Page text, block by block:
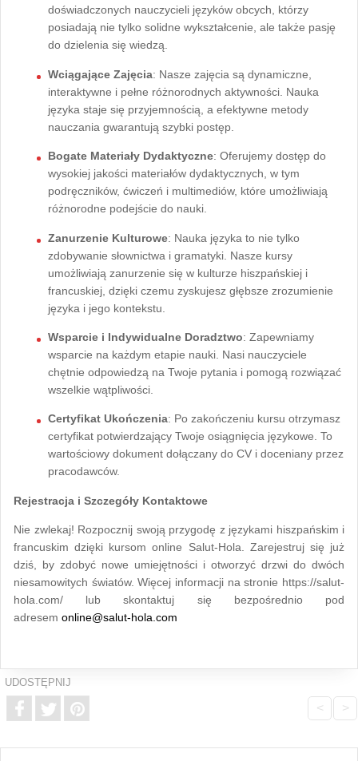
doświadczonych nauczycieli języków obcych, którzy
posiadają nie tylko solidne wykształcenie, ale także pasję
do dzielenia się wiedzą.
Wciągające Zajęcia: Nasze zajęcia są dynamiczne,
interaktywne i pełne różnorodnych aktywności. Nauka
języka staje się przyjemnością, a efektywne metody
nauczania gwarantują szybki postęp.
Bogate Materiały Dydaktyczne: Oferujemy dostęp do
wysokiej jakości materiałów dydaktycznych, w tym
podręczników, ćwiczeń i multimediów, które umożliwiają
różnorodne podejście do nauki.
Zanurzenie Kulturowe: Nauka języka to nie tylko
zdobywanie słownictwa i gramatyki. Nasze kursy
umożliwiają zanurzenie się w kulturze hiszpańskiej i
francuskiej, dzięki czemu zyskujesz głębsze zrozumienie
języka i jego kontekstu.
Wsparcie i Indywidualne Doradztwo: Zapewniamy
wsparcie na każdym etapie nauki. Nasi nauczyciele
chętnie odpowiedzą na Twoje pytania i pomogą rozwiązać
wszelkie wątpliwości.
Certyfikat Ukończenia: Po zakończeniu kursu otrzymasz
certyfikat potwierdzający Twoje osiągnięcia językowe. To
wartościowy dokument dołączany do CV i doceniany przez
pracodawców.
Rejestracja i Szczegóły Kontaktowe
Nie zwlekaj! Rozpocznij swoją przygodę z językami hiszpańskim i
francuskim dzięki kursom online Salut-Hola. Zarejestruj się już
dziś, by zdobyć nowe umiejętności i otworzyć drzwi do dwóch
niesamowitych światów. Więcej informacji na stronie https://salut-
hola.com/ lub skontaktuj się bezpośrednio pod
adresem online@salut-hola.com
UDOSTĘPNIJ
< >